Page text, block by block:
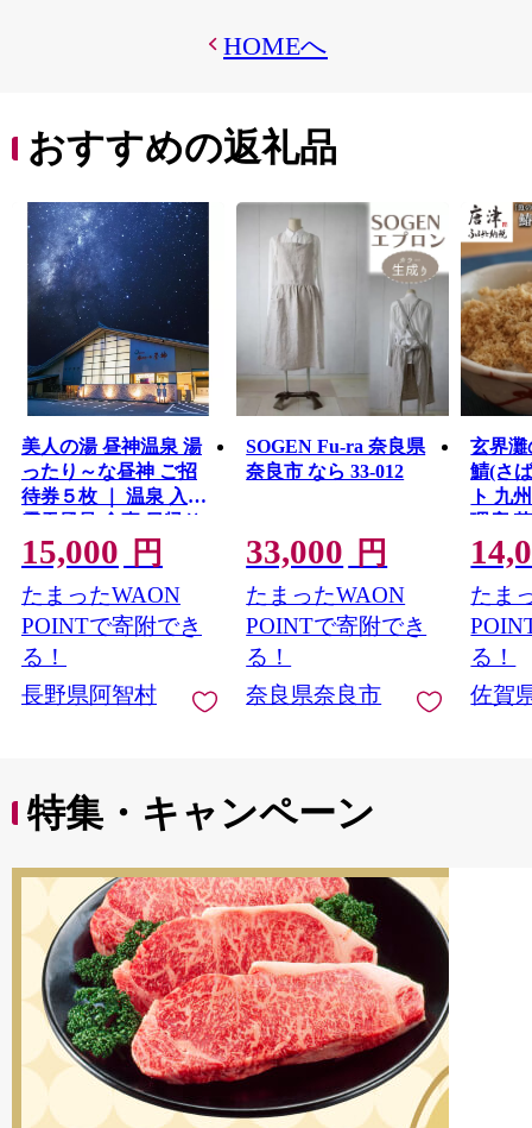
HOMEへ
おすすめの返礼品
美人の湯 昼神温泉 湯
ったり～な昼神 ご招
待券５枚 ｜ 温泉 入浴
露天風呂 食事 日帰り
温泉 信州 長野
15,000 円
たまったWAON
POINTで寄附でき
る！
長野県阿智村
SOGEN Fu-ra 奈良県
奈良市 なら 33-012
33,000 円
たまったWAON
POINTで寄附でき
る！
奈良県奈良市
玄界灘
鯖(さ
ト 九
理店
ギフ
たま
る！
佐賀
特集・キャンペーン